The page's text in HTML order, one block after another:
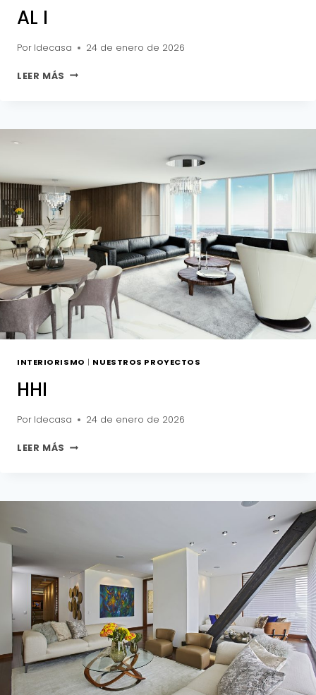
AL I
Por Idecasa 24 de enero de 2026
LEER MÁS AL
INTERIORISMO | NUESTROS PROYECTOS
HHI
Por Idecasa 24 de enero de 2026
LEER MÁS HHI